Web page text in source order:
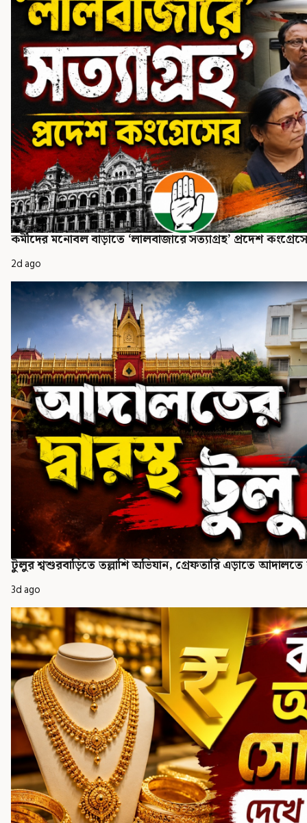
কর্মীদের মনোবল বাড়াতে ‘লালবাজারে সত্যাগ্রহ’ প্রদেশ
2d ago
টুলুর শ্বশুরবাড়িতে তল্লাশি অভিযান, গ্রেফতারি এড়াতে
3d ago